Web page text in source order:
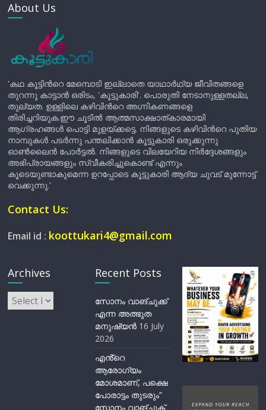
About Us
'കഥ കൂട്ടിന്‍റെ മേമ്പൊടി ഇല്ലാതെ യാഥാർഥ്യ ജീവിതങ്ങളെ
തുറന്നു കാട്ടാൻ ഒരിടം, 'കൂട്ടുകാരി'. പൊരുതി നേടാനുള്ളതല്ല,
തുല്യത. ഉള്ളിലെ കഴിവിന്‍റെ അഗ്നികണങ്ങളെ
തിരിച്ചറിയുക.ഈ ചൂടിൽ ആത്മസാക്ഷാത്കാരമായി
ആഗ്രഹങ്ങൾ പൊട്ടി മുളയ്ക്കട്ടെ. നിങ്ങളുടെ കഴിവിന്‍റെ പുതിയ
നാമ്പുകൾ പടർന്നു പന്തലിക്കാൻ കൂട്ടുകാരി ഒരുക്കുന്നു
ഓൺലൈൻ പോർട്ടൽ. നിങ്ങളുടെ വിലയേറിയ നിർദ്ദേശങ്ങളും
അഭിപ്രായങ്ങളും സ്വീകരിച്ചുകൊണ്ട് എന്നും
കൂടെയുണ്ടാകുമെന്ന ഉറപ്പോടെ കൂട്ടുകാരി ആദ്യ ചുവട് മുന്നോട്ട്
വെക്കുന്നു.'
Contact Us:
Email id : koottukari4@gmail.com
Archives
Archives
Recent Posts
സോനം വാങ്ചുക്ക്
എന്ന അത്ഭുത
മനുഷ്യന്‍ 16 July
2026
എൻ്റെ
ആരോഗ്യം
മോശമാണ്, പക്ഷെ
പോരാട്ടം തുടരും”
സോനം വാങ്ചുക്